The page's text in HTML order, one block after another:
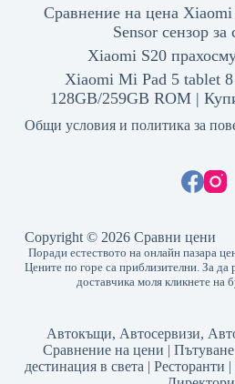
Сравнение на цена
Sensor сензор за
Xiaomi S20
Xiaomi Mi Pad 5 tablet
128GB/259GB ROM |
Общи условия и политика за
Copyright © 2026 Сравни цени
Поради естеството на онлайн пазара
Цените по горе са приблизителни. За да
доставчика моля кликнете на
Автокъщи, Автосервизи,
Сравнение на цени | Пътуване
дестинация в света | Ресторанти |